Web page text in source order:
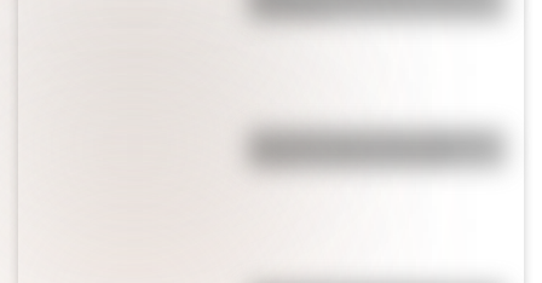
extremos?
¿Es cierto que el chocolate es